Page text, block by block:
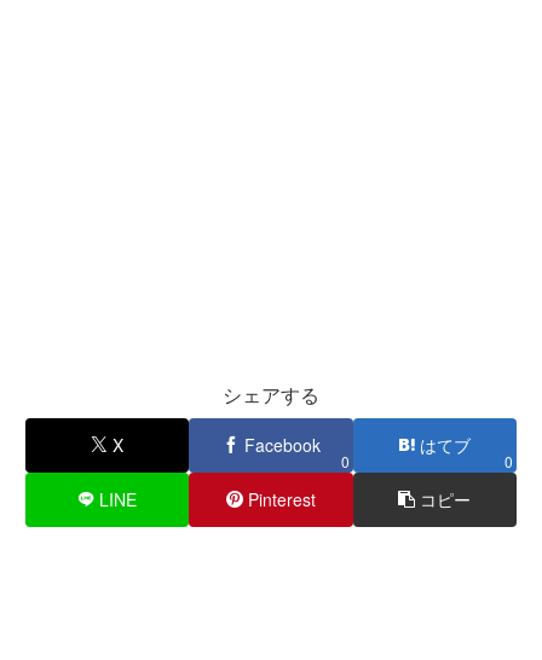
シェアする
X Facebook
0
はてブ
0
LINE Pinterest コピー